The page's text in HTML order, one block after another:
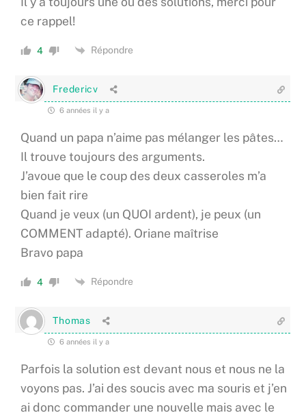
ce rappel!
4 Répondre
Fredericv
6 années il y a
Quand un papa n’aime pas mélanger les pâtes…
Il trouve toujours des arguments.
J’avoue que le coup des deux casseroles m’a
bien fait rire
Quand je veux (un QUOI ardent), je peux (un
COMMENT adapté). Oriane maîtrise
Bravo papa
4 Répondre
Thomas
6 années il y a
Parfois la solution est devant nous et nous ne la
voyons pas. J’ai des soucis avec ma souris et j’en
ai donc commander une nouvelle mais avec le